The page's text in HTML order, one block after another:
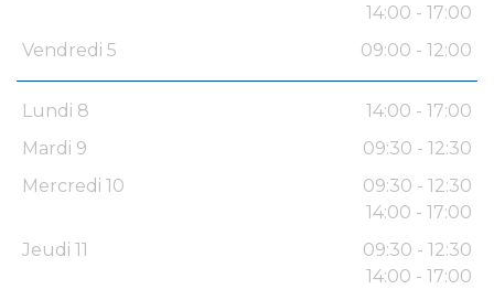
14:00 - 17:00
Vendredi 5
09:00 - 12:00
Lundi 8
14:00 - 17:00
Mardi 9
09:30 - 12:30
Mercredi 10
09:30 - 12:30
14:00 - 17:00
Jeudi 11
09:30 - 12:30
14:00 - 17:00